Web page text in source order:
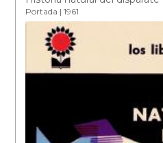
Portada | 1961